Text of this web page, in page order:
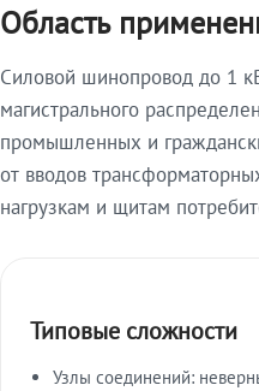
Область
Силовой шинопровод до 1
магистрального
промышленных и
от вводов
нагрузкам и щитам
Типовые сложности
Узлы соединений: